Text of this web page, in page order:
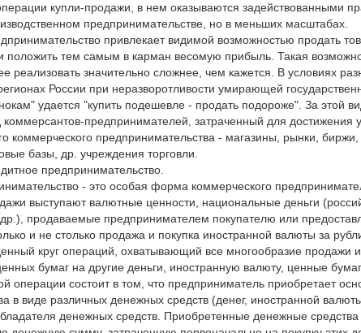
купли-продажи, в нем оказываются задействованными
предпринимательстве, но в меньших масштабах.
привлекает видимой возможностью продать
положить тем самым в карман весомую прибыль. Такая
реализовать значительно сложнее, чем кажется. В условиях
России при неразворотливости умирающей
удается "купить подешевле - продать подороже". За этой
предпринимателей, затраченный для достижения
коммерческого предпринимательства - магазины, рынки, биржи,
базы, др. учреждения торговли.
предпринимательство.
- это особая форма коммерческого
выступают валютные ценности, национальные деньги
продаваемые предпринимателем покупателю или
и не столько продажа и покупка иностранной валюты за
круг операций, охватывающий все многообразие продажи
бумаг на другие деньги, иностранную валюту, ценные
операции состоит в том, что предприниматель приобретает
в виде различных денежных средств (денег, иностранной
денежных средств. Приобретенные денежные